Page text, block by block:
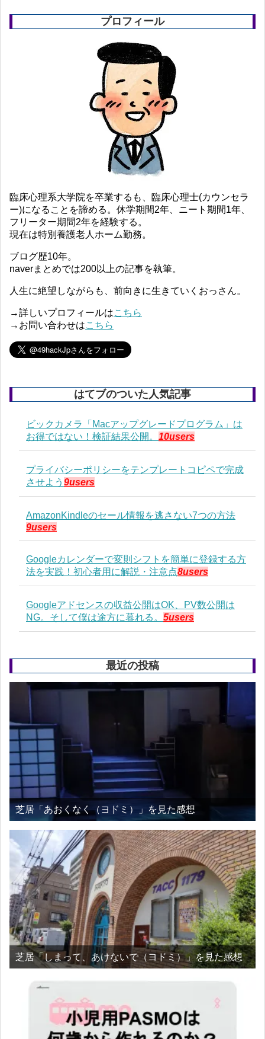
プロフィール
臨床心理系大学院を卒業するも、臨床心理士(カウンセラ
ー)になることを諦める。休学期間2年、ニート期間1年、
フリーター期間2年を経験する。
現在は特別養護老人ホーム勤務。
ブログ歴10年。
naverまとめでは200以上の記事を執筆。
人生に絶望しながらも、前向きに生きていくおっさん。
→詳しいプロフィールはこちら
→お問い合わせはこちら
はてブのついた人気記事
ビックカメラ「Macアップグレードプログラム」は
お得ではない！検証結果公開。 10users
プライバシーポリシーをテンプレートコピペで完成
させよう 9users
AmazonKindleのセール情報を逃さない7つの方法
9users
Googleカレンダーで変則シフトを簡単に登録する方
法を実践！初心者用に解説・注意点8users
Googleアドセンスの収益公開はOK、PV数公開は
NG。そして僕は途方に暮れる。 5users
最近の投稿
芝居「あおくなく（ヨドミ）」を見た感想
芝居「しまって、あけないで（ヨドミ）」を見た感想